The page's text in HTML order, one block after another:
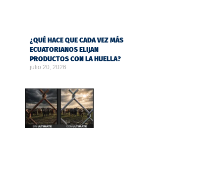
¿QUÉ HACE QUE CADA VEZ MÁS
ECUATORIANOS ELIJAN
PRODUCTOS CON LA HUELLA?
julio 20, 2026